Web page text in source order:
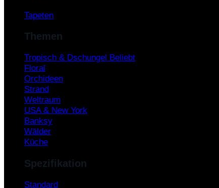
Tapeten
Themen
Tropisch & Dschungel
Floral
Orchideen
Strand
Weltraum
USA & New York
Banksy
Wälder
Küche
Spezifikation
Standard